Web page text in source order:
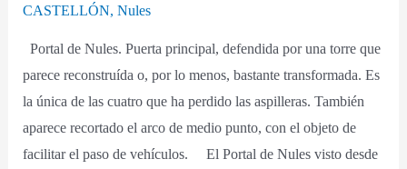
CASTELLÓN,Nules
Portal de Nules. Puerta principal, defendida por una torre que
parece reconstruída o, por lo menos, bastante transformada. Es
la única de las cuatro que ha perdido las aspilleras. También
aparece recortado el arco de medio punto, con el objeto de
facilitar el paso de vehículos. El Portal de Nules visto desde